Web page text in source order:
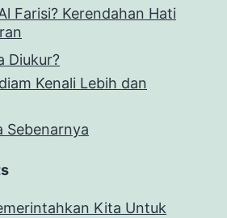
Farisi? Kerendahan Hati
Diukur?
Kenali Lebih dan
Sebenarnya
Kita Untuk